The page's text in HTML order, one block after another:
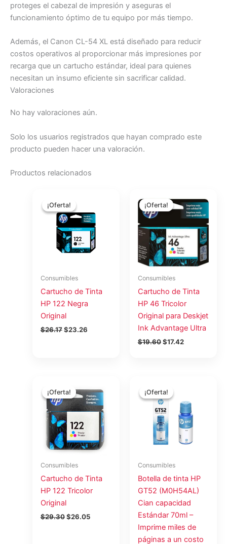
proteges el cabezal de impresión y aseguras el
funcionamiento óptimo de tu equipo por más tiempo.
Además, el Canon CL-54 XL está diseñado para reducir
costos operativos al proporcionar más impresiones por
recarga que un cartucho estándar, ideal para quienes
necesitan un insumo eficiente sin sacrificar calidad.
Valoraciones
No hay valoraciones aún.
Solo los usuarios registrados que hayan comprado este
producto pueden hacer una valoración.
Productos relacionados
¡Oferta!
¡Oferta!
Consumibles
Cartucho de Tinta
HP 122 Negra
Original
$26.17
precio
original
era:
$26.17.
$23.26
es:
$23.26.
¡Oferta!
¡Oferta!
Consumibles
Cartucho de Tinta
HP 46 Tricolor
Original para Deskjet
Ink Advantage Ultra
$19.60
precio
original
$19.60.
$17.42
precio
actual
es:
$17.42.
¡Oferta!
¡Oferta!
Consumibles
Cartucho de Tinta
HP 122 Tricolor
Original
$29.30
precio
original
era:
$29.30.
$26.05
precio
actual
es:
$26.05.
¡Oferta!
¡Oferta!
Consumibles
Botella de tinta HP
GT52 (M0H54AL)
Cian capacidad
Estándar 70ml –
Imprime miles de
páginas a un costo
precio
original
era:
$15.57.
es:
$13.84.